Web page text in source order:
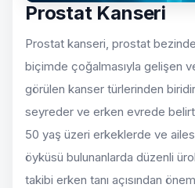
Prostat Kanseri
Prostat kanseri, prostat
biçimde çoğalmasıyla gelişen
görülen kanser türlerinden
seyreder ve erken evrede
50 yaş üzeri erkeklerde ve
öyküsü bulunanlarda düzenli
takibi erken tanı açısından